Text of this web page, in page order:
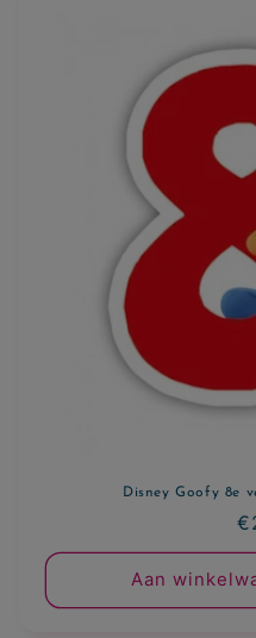
Disney Goofy 8e
Aan